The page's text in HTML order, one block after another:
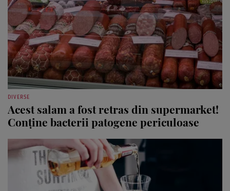
DIVERSE
Acest salam a fost retras din supermarket!
Conține bacterii patogene periculoase